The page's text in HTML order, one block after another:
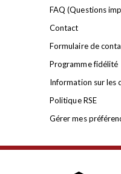
FAQ (Questions
Contact
Formulaire de
Programme fidélité
Information sur les
Politique RSE
Gérer mes